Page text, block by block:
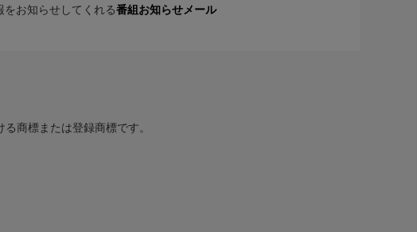
お知らせしてくれる番組お知らせメール
商標または登録商標です。